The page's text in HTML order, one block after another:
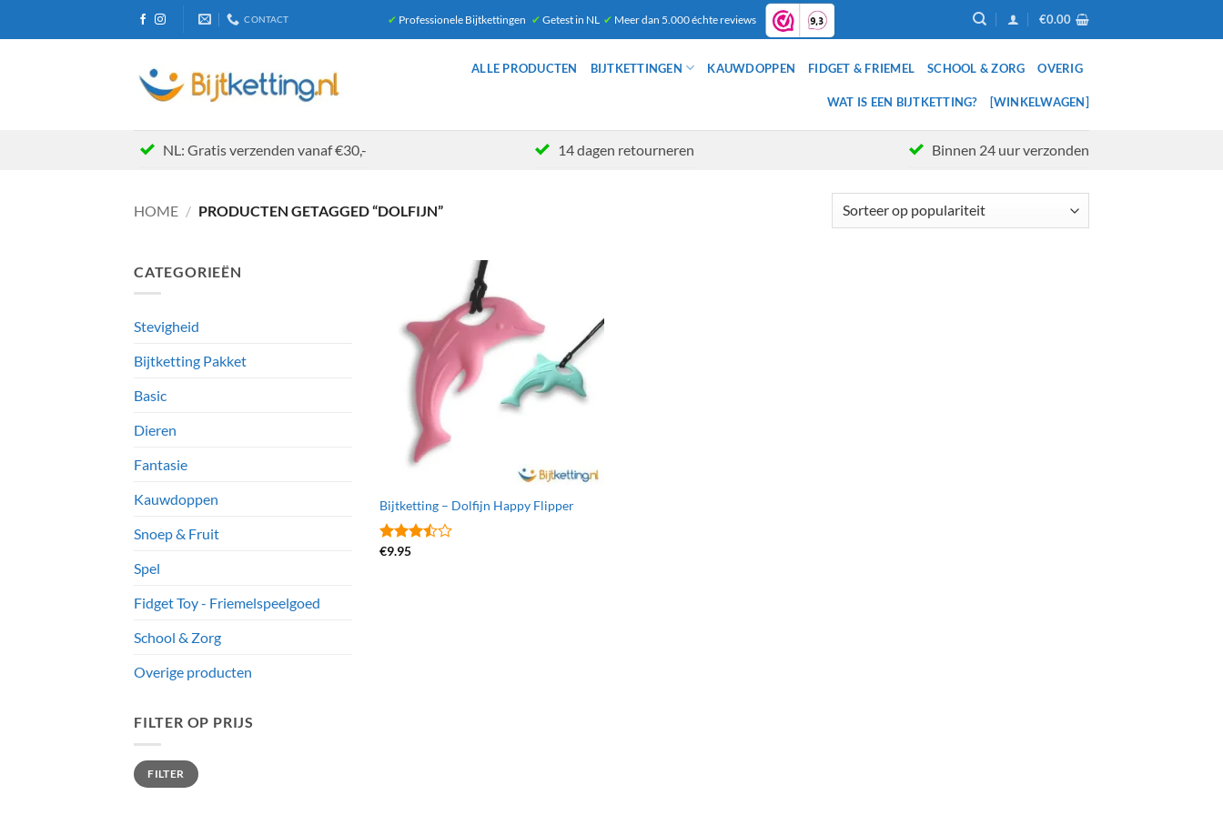
CONTACT ✔ Professionele Bijtkettingen ✔ Getest in NL ✔ Meer dan 5.000 échte reviews €0.00
ALLE PRODUCTEN BIJTKETTINGEN KAUWDOPPEN FIDGET & FRIEMEL SCHOOL & ZORG OVERIG
WAT IS EEN BIJTKETTING? [WINKELWAGEN]
NL: Gratis verzenden vanaf €30,- 14 dagen retourneren Binnen 24 uur verzonden
HOME / PRODUCTEN GETAGGED “DOLFIJN”
CATEGORIEËN
Stevigheid
Bijtketting Pakket
Basic
Dieren
Fantasie
Kauwdoppen
Snoep & Fruit
Spel
Fidget Toy - Friemelspeelgoed
School & Zorg
Overige producten
FILTER OP PRIJS
Min.
prijs
Max.
prijsFILTER
Bijtketting – Dolfijn Happy Flipper
Gewaardeerd
€9.95